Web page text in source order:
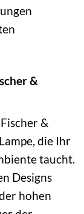
&
&
die Ihr
taucht.
Designs
hohen